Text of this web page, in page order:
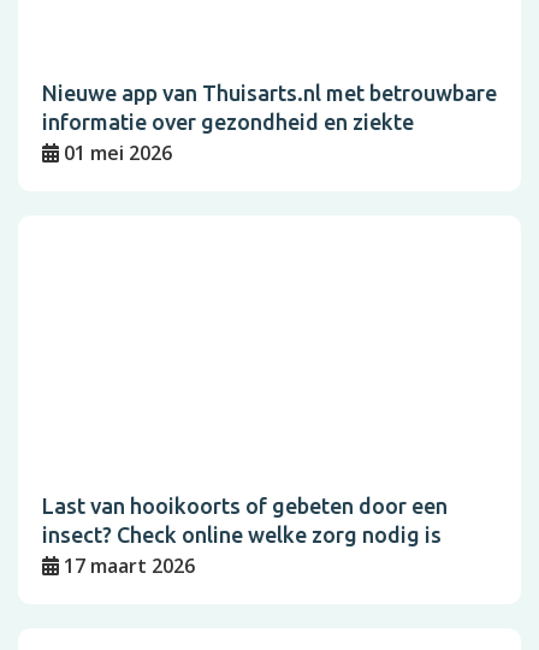
Nieuwe app van Thuisarts.nl met betrouwbare
informatie over gezondheid en ziekte
01 mei 2026
Last van hooikoorts of gebeten door een
insect? Check online welke zorg nodig is
17 maart 2026